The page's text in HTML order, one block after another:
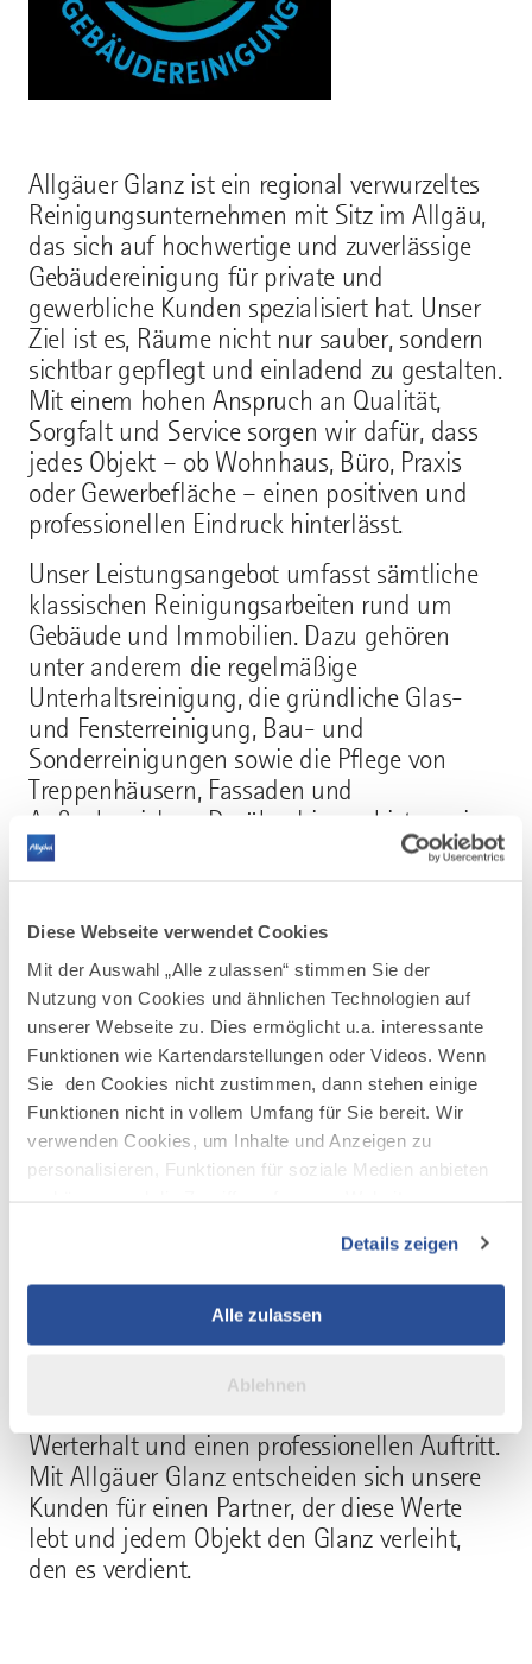
Diese Webseite verwendet Cookies
Mit der Auswahl „Alle zulassen“ stimmen Sie der
Nutzung von Cookies und ähnlichen Technologien auf
unserer Webseite zu. Dies ermöglicht u.a. interessante
Funktionen wie Kartendarstellungen oder Videos. Wenn
Sie den Cookies nicht zustimmen, dann stehen einige
Funktionen nicht in vollem Umfang für Sie bereit. Wir
verwenden Cookies, um Inhalte und Anzeigen zu
personalisieren, Funktionen für soziale Medien anbieten
Verwendung unserer Website an unsere Partner für
soziale Medien, Werbung und Analysen weiter. Unsere
Partner führen diese Informationen möglicherweise mit
weiteren Daten zusammen, die Sie ihnen bereitgestellt
Details zeigen
Alle zulassen
Ablehnen
Allgäuer Glanz ist ein regional verwurzeltes
Reinigungsunternehmen mit Sitz im Allgäu,
das sich auf hochwertige und zuverlässige
Gebäudereinigung für private und
gewerbliche Kunden spezialisiert hat. Unser
Ziel ist es, Räume nicht nur sauber, sondern
sichtbar gepflegt und einladend zu gestalten.
Mit einem hohen Anspruch an Qualität,
Sorgfalt und Service sorgen wir dafür, dass
jedes Objekt – ob Wohnhaus, Büro, Praxis
oder Gewerbefläche – einen positiven und
professionellen Eindruck hinterlässt.
Unser Leistungsangebot umfasst sämtliche
klassischen Reinigungsarbeiten rund um
Gebäude und Immobilien. Dazu gehören
unter anderem die regelmäßige
Unterhaltsreinigung, die gründliche Glas-
und Fensterreinigung, Bau- und
Sonderreinigungen sowie die Pflege von
Treppenhäusern, Fassaden und
Außenbereichen. Darüber hinaus bieten wir
auch individuelle Lösungen wie
Bedürfnisse unserer Kundinnen und Kunden
abgestimmt werden.
Allgäuer Glanz steht für Verlässlichkeit,
Termintreue und eine saubere Ausführung
aller Arbeiten. Wir arbeiten mit modernen
Reinigungstechniken, hochwertigen
Reinigungsmitteln und einem geschulten
Team, das mit Engagement und Präzision
großen Wert auf eine vertrauensvolle
Kommunikation und ein Ergebnis, das
Sauberkeit bedeutet für uns mehr als nur
Werterhalt und einen professionellen Auftritt.
Mit Allgäuer Glanz entscheiden sich unsere
Kunden für einen Partner, der diese Werte
lebt und jedem Objekt den Glanz verleiht,
den es verdient.